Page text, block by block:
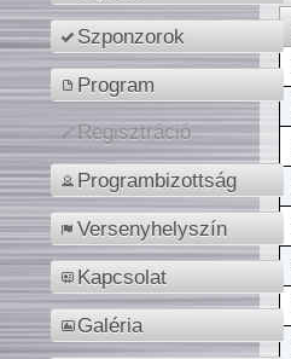
Szponzorok
Program
Regisztráció
Programbizottság
Versenyhelyszín
Kapcsolat
Galéria